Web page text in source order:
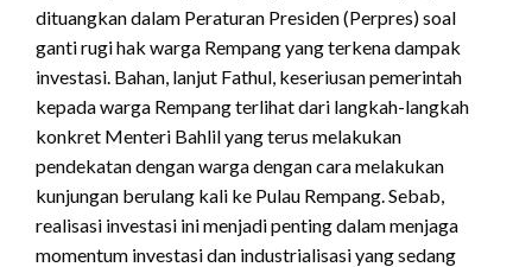
dituangkan dalam Peraturan Presiden (Perpres) soal
ganti rugi hak warga Rempang yang terkena dampak
investasi. Bahan, lanjut Fathul, keseriusan pemerintah
kepada warga Rempang terlihat dari langkah-langkah
konkret Menteri Bahlil yang terus melakukan
pendekatan dengan warga dengan cara melakukan
kunjungan berulang kali ke Pulau Rempang. Sebab,
realisasi investasi ini menjadi penting dalam menjaga
momentum investasi dan industrialisasi yang sedang